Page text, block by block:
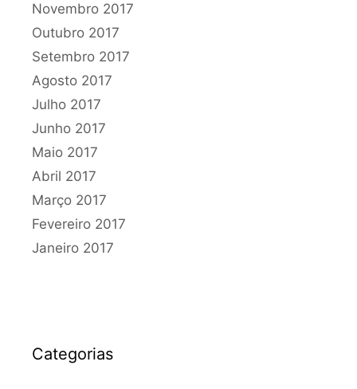
Novembro 2017
Outubro 2017
Setembro 2017
Agosto 2017
Julho 2017
Junho 2017
Maio 2017
Abril 2017
Março 2017
Fevereiro 2017
Janeiro 2017
Categorias